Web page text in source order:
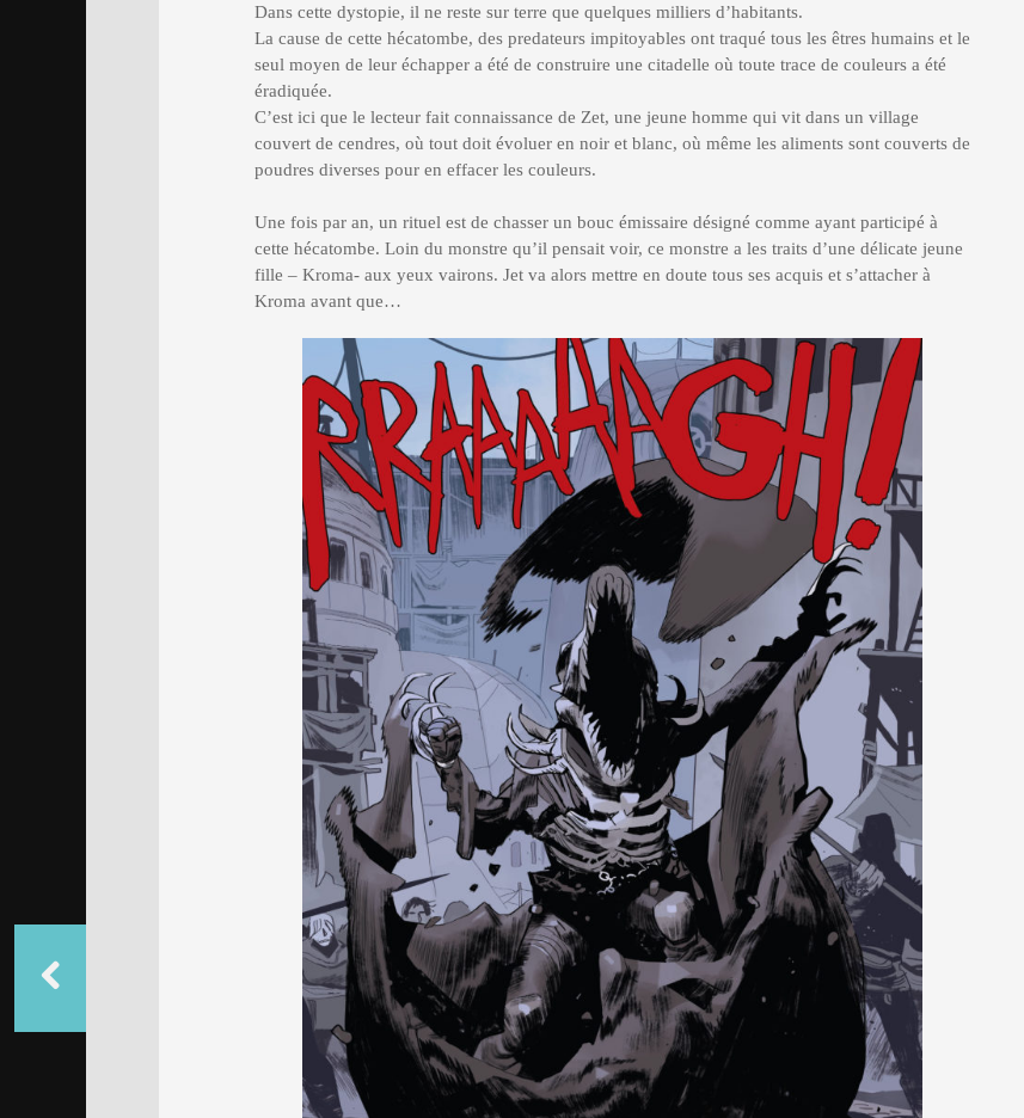
Dans cette dystopie, il ne reste sur terre que quelques milliers d’habitants.
La cause de cette hécatombe, des predateurs impitoyables ont traqué tous les êtres humains et le
seul moyen de leur échapper a été de construire une citadelle où toute trace de couleurs a été
éradiquée.
C’est ici que le lecteur fait connaissance de Zet, une jeune homme qui vit dans un village
couvert de cendres, où tout doit évoluer en noir et blanc, où même les aliments sont couverts de
poudres diverses pour en effacer les couleurs.
Une fois par an, un rituel est de chasser un bouc émissaire désigné comme ayant participé à
cette hécatombe. Loin du monstre qu’il pensait voir, ce monstre a les traits d’une délicate jeune
fille – Kroma- aux yeux vairons. Jet va alors mettre en doute tous ses acquis et s’attacher à
Kroma avant que…